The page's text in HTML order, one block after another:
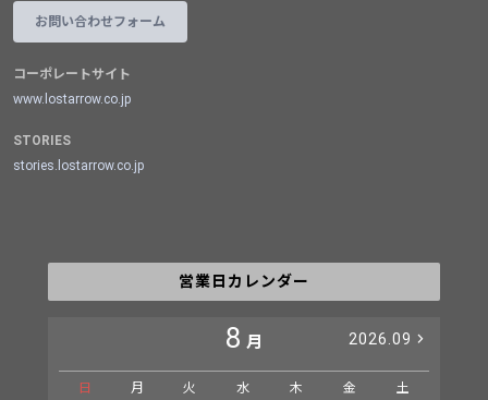
お問い合わせフォーム
コーポレートサイト
www.lostarrow.co.jp
STORIES
stories.lostarrow.co.jp
営業日カレンダー
8 月 2026.09
日 月 火 水 木 金 土